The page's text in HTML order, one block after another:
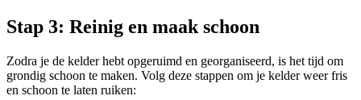
Stap 3: Reinig en maak schoon
Zodra je de kelder hebt opgeruimd en georganiseerd, is het tijd om
grondig schoon te maken. Volg deze stappen om je kelder weer fris
en schoon te laten ruiken: